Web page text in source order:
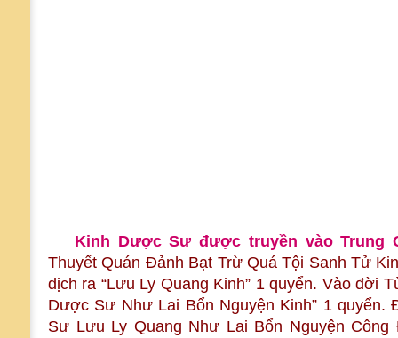
Kinh Dược Sư được truyền vào Trung
Thuyết Quán Đảnh Bạt Trừ Quá Tội Sanh Tử
dịch ra “Lưu Ly Quang Kinh” 1 quyển. Vào đời
Dược Sư Như Lai Bổn Nguyện Kinh” 1
Sư Lưu Ly Quang Như Lai Bổn Nguyện